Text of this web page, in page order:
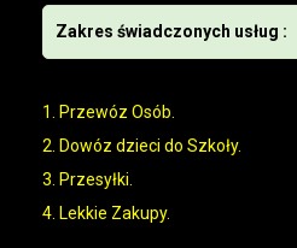
Zakres świadczonych usług :
1. Przewóz Osób.
2. Dowóz dzieci do Szkoły.
3. Przesyłki.
4. Lekkie Zakupy.